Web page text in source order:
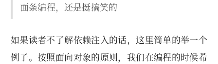
面条编程，还是挺搞笑的
如果读者不了解依赖注入的话，这里简单的举一个
例子。按照面向对象的原则，我们在编程的时候希